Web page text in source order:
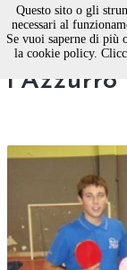
Questo sito o gli
necessari al
Se vuoi saperne di più
la cookie policy.